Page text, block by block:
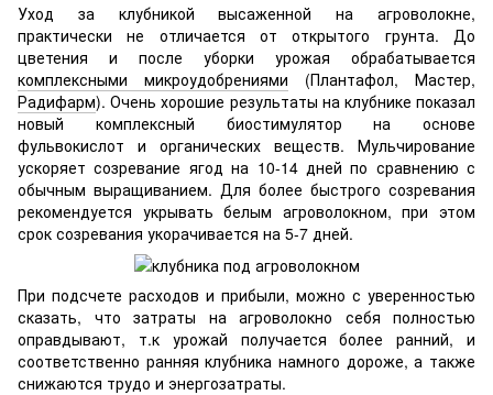
Уход за клубникой высаженной на агроволокне,
практически не отличается от открытого грунта. До
цветения и после уборки урожая обрабатывается
комплексными микроудобрениями (Плантафол, Мастер,
Радифарм). Очень хорошие результаты на клубнике показал
новый комплексный биостимулятор на основе
фульвокислот и органических веществ. Мульчирование
ускоряет созревание ягод на 10-14 дней по сравнению с
обычным выращиванием. Для более быстрого созревания
рекомендуется укрывать белым агроволокном, при этом
срок созревания укорачивается на 5-7 дней.
При подсчете расходов и прибыли, можно с уверенностью
сказать, что затраты на агроволокно себя полностью
оправдывают, т.к урожай получается более ранний, и
соответственно ранняя клубника намного дороже, а также
снижаются трудо и энергозатраты.